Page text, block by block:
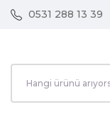
0531 288 13 39